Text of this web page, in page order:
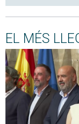
EL MÉS